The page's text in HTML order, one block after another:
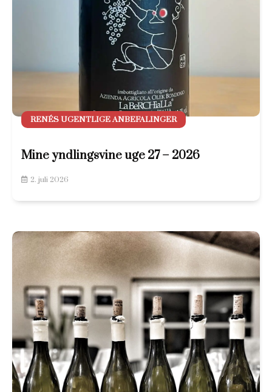
RENÉS UGENTLIGE ANBEFALINGER
Mine yndlingsvine uge 27 – 2026
2. juli 2026